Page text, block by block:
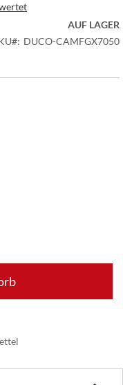
AUF LAGER
DUCO-CAMFGX7050